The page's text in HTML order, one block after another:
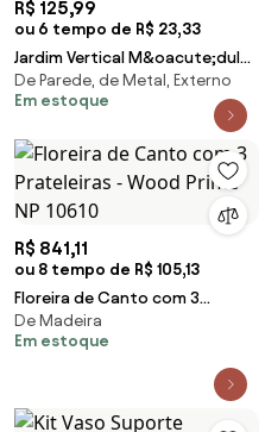
R$ 125,99
ou 6 tempo de R$ 23,33
Jardim Vertical M&oacute;dulo
Suporte Triplo Para Vaso
Interno Externo
De Parede, de Metal, Externo
Em estoque
R$ 841,11
ou 8 tempo de R$ 105,13
Floreira de Canto com 3
Prateleiras - Wood Prime NP
10610
De Madeira
Em estoque